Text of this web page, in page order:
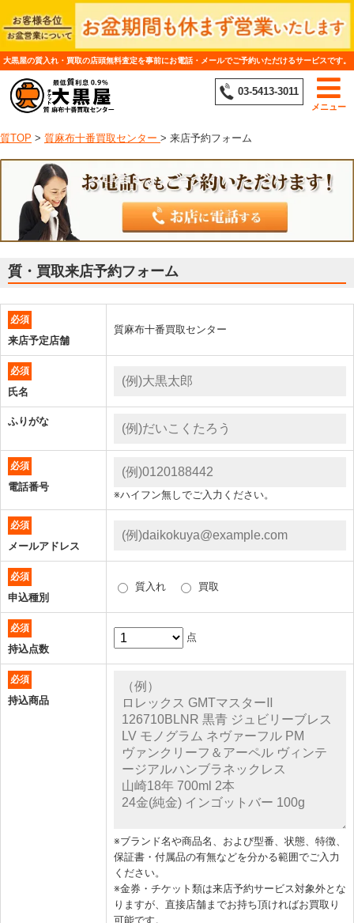
大黒屋の質入れ・買取の店頭無料査定を事前にお電話・メールでご予約いただけるサービスです。
メニュー
03-5413-3011
質TOP > 質麻布十番買取センター > 来店予約フォーム
質・買取来店予約フォーム
必須
来店予定店舗
質麻布十番買取センター
必須
氏名
ふりがな
必須
電話番号
※ハイフン無しでご入力ください。
必須
メールアドレス
必須
申込種別
質入れ 買取
必須
持込点数
点
必須
持込商品
※ブランド名や商品名、および型番、状態、特徴、
保証書・付属品の有無などを分かる範囲でご入力
ください。
※金券・チケット類は来店予約サービス対象外とな
りますが、直接店舗までお持ち頂ければお買取り
可能です。